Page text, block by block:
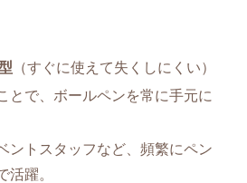
（すぐに使えて失くしにくい）
とで、ボールペンを常に手元に
ントスタッフなど、頻繁にペン
活躍。